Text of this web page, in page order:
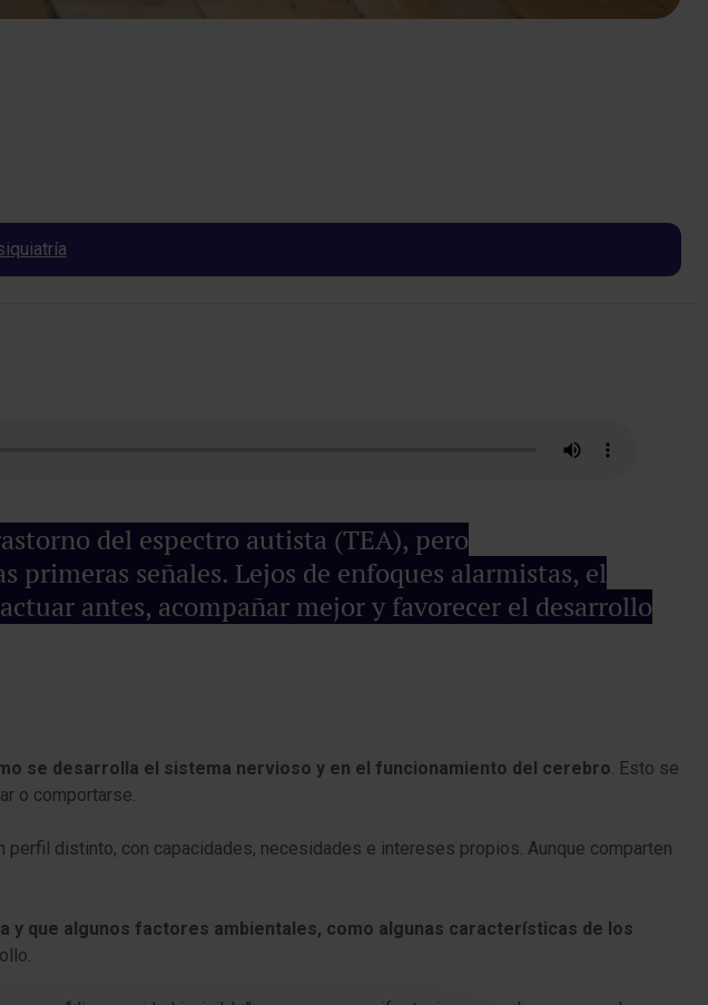
del espectro autista (TEA), pero
primeras señales. Lejos de enfoques alarmistas, el
antes, acompañar mejor y favorecer el desarrollo
se desarrolla el sistema nervioso y en el funcionamiento del cerebro . Esto se
o comportarse.
perfil distinto, con capacidades, necesidades e intereses propios. Aunque comparten
y que algunos factores ambientales, como algunas características de los